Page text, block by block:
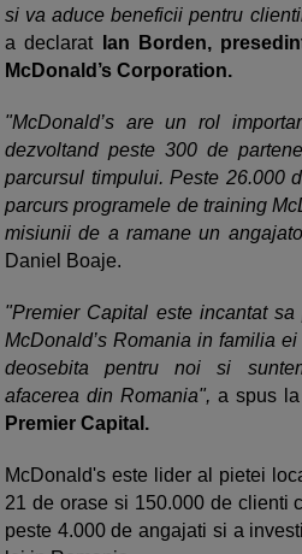
si va aduce beneficii pentru
a declarat
Ian Borden,
McDonald’s Corporation.
"McDonald’s are un rol
dezvoltand peste 300 de
parcursul timpului. Peste 26.000
parcurs programele de training
misiunii de a ramane un
Daniel Boaje.
"Premier Capital este incantat
McDonald’s Romania in familia
deosebita pentru noi si
afacerea din Romania", a spus
Premier Capital.
McDonald's este lider al pietei
21 de orase si 150.000 de clienti
peste 4.000 de angajati si a